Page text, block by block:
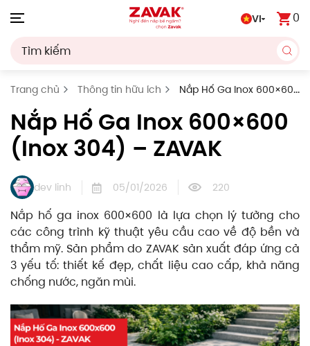
VI 0
Trang chủ Thông tin hữu ích
Nắp Hố Ga Inox 600×600
(Inox 304) – ZAVAK
Nắp Hố Ga Inox 600×600
(Inox 304) – ZAVAK
dev linh 05/01/2026 220
Nắp hố ga inox 600×600 là lựa chọn lý tưởng cho
các công trình kỹ thuật yêu cầu cao về độ bền và
thẩm mỹ. Sản phẩm do ZAVAK sản xuất đáp ứng cả
3 yếu tố: thiết kế đẹp, chất liệu cao cấp, khả năng
chống nước, ngăn mùi.